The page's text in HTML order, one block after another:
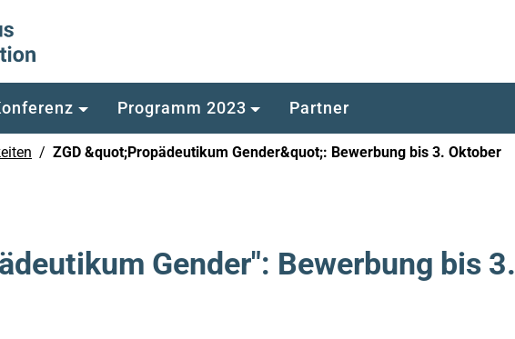
Programm 2023 Partner
ZGD &quot;Propädeutikum Gender&quot;: Bewerbung bis 3. Oktober
Gender": Bewerbung bis 3.